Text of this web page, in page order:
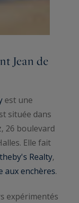
Jean de
est une
située dans
26 boulevard
Elle fait
Realty,
aux enchères.
expérimentés